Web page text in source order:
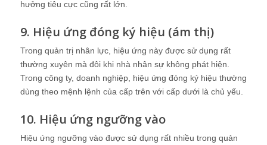
hưởng tiêu cực cũng rất lớn.
9. Hiệu ứng đóng ký hiệu (ám thị)
Trong quản trị nhân lực, hiệu ứng này được sử dụng rất
thường xuyên mà đôi khi nhà nhân sự không phát hiện.
Trong công ty, doanh nghiệp, hiệu ứng đóng ký hiệu thường
dùng theo mệnh lệnh của cấp trên với cấp dưới là chủ yếu.
10. Hiệu ứng ngưỡng vào
Hiệu ứng ngưỡng vào được sử dụng rất nhiều trong quản